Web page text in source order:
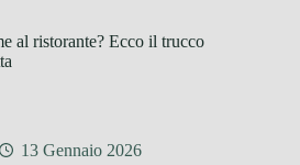
al ristorante? Ecco il trucco
13 Gennaio 2026